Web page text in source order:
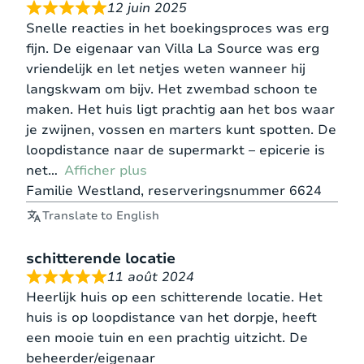
TAILLES DE LIT
Chambre
1 – 1ere
etage
lit
matelas
200
cm
Chambre
2 – 1ere
etage
1 double
lit
1
matelas
x
200
Chambre
3 – 1ere
etage
1 double
lit
1
matelas
x
200
12 juin 2025
Snelle reacties in het boekingsproces was erg
fijn. De eigenaar van Villa La Source was erg
vriendelijk en let netjes weten wanneer hij
langskwam om bijv. Het zwembad schoon te
maken. Het huis ligt prachtig aan het bos waar
je zwijnen, vossen en marters kunt spotten. De
loopdistance naar de supermarkt – epicerie is
net
Afficher plus
Familie Westland, reserveringsnummer 6624
Translate to English
schitterende locatie
11 août 2024
Heerlijk huis op een schitterende locatie. Het
huis is op loopdistance van het dorpje, heeft
een mooie tuin en een prachtig uitzicht. De
beheerder/eigenaar